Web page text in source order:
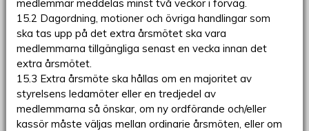
medlemmar meddelas minst två veckor i förväg.
15.2 Dagordning, motioner och övriga handlingar som
ska tas upp på det extra årsmötet ska vara
medlemmarna tillgängliga senast en vecka innan det
extra årsmötet.
15.3 Extra årsmöte ska hållas om en majoritet av
styrelsens ledamöter eller en tredjedel av
medlemmarna så önskar, om ny ordförande och/eller
kassör måste väljas mellan ordinarie årsmöten, eller om